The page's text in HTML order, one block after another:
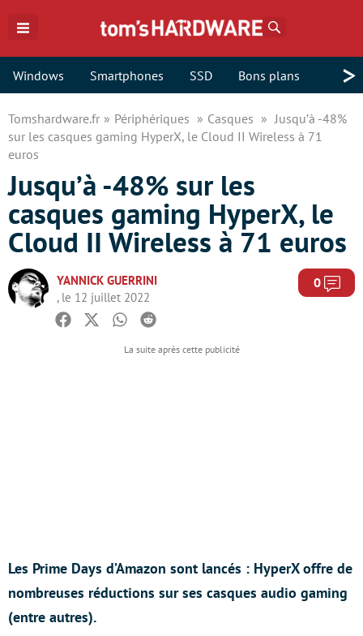
Windows Smartphones SSD Bons plans >
Tomshardware.fr Périphériques Casques
Jusqu’à -48%
sur les casques gaming HyperX, le Cloud II Wireless à 71
euros
Jusqu’à -48% sur les
casques gaming HyperX, le
Cloud II Wireless à 71 euros
YANNICK GUERRINI
, le 12 juillet 2022
0
Facebook
TwitterWhatsapp
Reddit
Les Prime Days d’Amazon sont lancés : HyperX offre de
nombreuses réductions sur ses casques audio gaming
(entre autres).